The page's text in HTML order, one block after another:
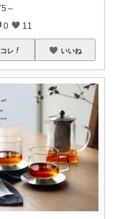
～
0 11
コレ いいね